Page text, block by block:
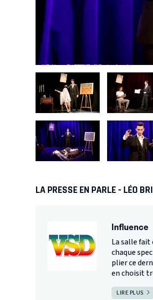
LA PRESSE EN PARLE - LÉO
Influence
La salle
chaque
plier ce
en choisit
LIRE PLUS